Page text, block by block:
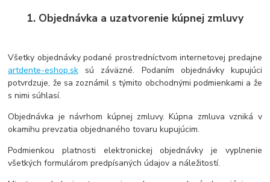
1. Objednávka a uzatvorenie kúpnej zmluvy
Všetky objednávky podané prostredníctvom internetovej predajne
artdente-eshop.sk sú záväzné. Podaním objednávky kupujúci
potvrdzuje, že sa zoznámil s týmito obchodnými podmienkami a že
s nimi súhlasí.
Objednávka je návrhom kúpnej zmluvy. Kúpna zmluva vzniká v
okamihu prevzatia objednaného tovaru kupujúcim.
Podmienkou platnosti elektronickej objednávky je vyplnenie
všetkých formulárom predpísaných údajov a náležitostí.